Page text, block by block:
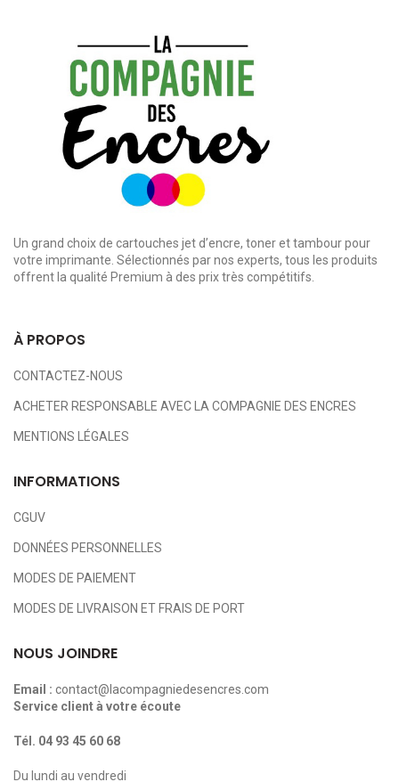
Un grand choix de cartouches jet d’encre, toner et tambour pour
votre imprimante. Sélectionnés par nos experts, tous les produits
offrent la qualité Premium à des prix très compétitifs.
À PROPOS
CONTACTEZ-NOUS
ACHETER RESPONSABLE AVEC LA COMPAGNIE DES ENCRES
MENTIONS LÉGALES
INFORMATIONS
CGUV
DONNÉES PERSONNELLES
MODES DE PAIEMENT
MODES DE LIVRAISON ET FRAIS DE PORT
NOUS JOINDRE
Email : contact@lacompagniedesencres.com
Service client à votre écoute
Tél. 04 93 45 60 68
Du lundi au vendredi